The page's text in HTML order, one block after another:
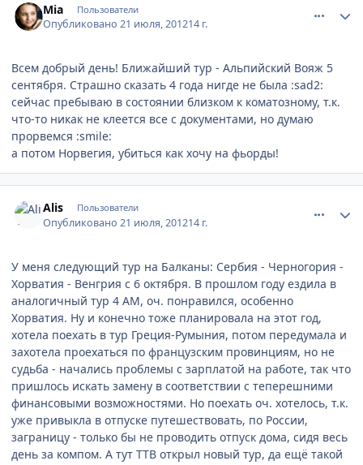
Mia Пользователи
Опубликовано21 июля, 201214 г.
Всем добрый день! Ближайший тур - Альпийский Вояж 5
сентября. Страшно сказать 4 года нигде не была :sad2:
сейчас пребываю в состоянии близком к коматозному, т.к.
что-то никак не клеется все с документами, но думаю
прорвемся :smile:
а потом Норвегия, убиться как хочу на фьорды!
Alis Пользователи
Опубликовано21 июля, 201214 г.
У меня следующий тур на Балканы: Сербия - Черногория -
Хорватия - Венгрия с 6 октября. В прошлом году ездила в
аналогичный тур 4 АМ, оч. понравился, особенно
Хорватия. Ну и конечно тоже планировала на этот год,
хотела поехать в тур Греция-Румыния, потом передумала и
захотела проехаться по французским провинциям, но не
судьба - начались проблемы с зарплатой на работе, так что
пришлось искать замену в соответствии с теперешними
финансовыми возможностями. Но поехать оч. хотелось, т.к.
уже привыкла в отпуске путешествовать, по России,
заграницу - только бы не проводить отпуск дома, сидя весь
день за компом. А тут ТТВ открыл новый тур, да ещё такой